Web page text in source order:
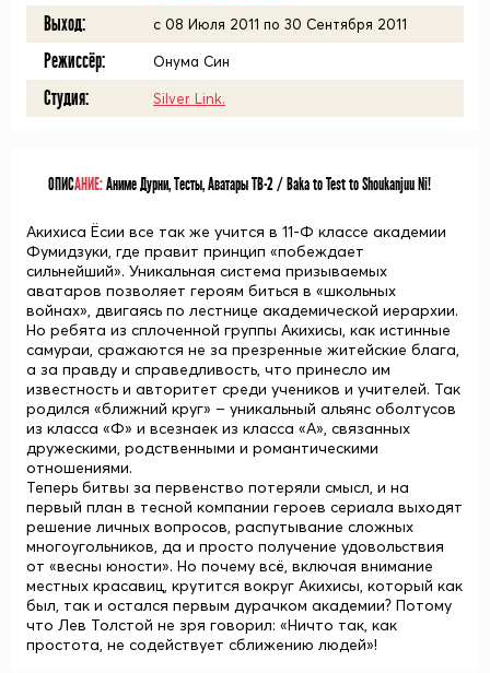
Выход: c 08 Июля 2011 по 30 Сентября 2011
Режиссёр: Онума Син
Студия: Silver Link.
ОПИСАНИЕ:Аниме Дурни, Тесты, Аватары ТВ-2 / Baka to Test to Shoukanjuu Ni!
Акихиса Ёсии все так же учится в 11-Ф классе академии
Фумидзуки, где правит принцип «побеждает
сильнейший». Уникальная система призываемых
аватаров позволяет героям биться в «школьных
войнах», двигаясь по лестнице академической иерархии.
Но ребята из сплоченной группы Акихисы, как истинные
самураи, сражаются не за презренные житейские блага,
а за правду и справедливость, что принесло им
известность и авторитет среди учеников и учителей. Так
родился «ближний круг» – уникальный альянс оболтусов
из класса «Ф» и всезнаек из класса «А», связанных
дружескими, родственными и романтическими
отношениями.
Теперь битвы за первенство потеряли смысл, и на
первый план в тесной компании героев сериала выходят
решение личных вопросов, распутывание сложных
многоугольников, да и просто получение удовольствия
от «весны юности». Но почему всё, включая внимание
местных красавиц, крутится вокруг Акихисы, который как
был, так и остался первым дурачком академии? Потому
что Лев Толстой не зря говорил: «Ничто так, как
простота, не содействует сближению людей»!